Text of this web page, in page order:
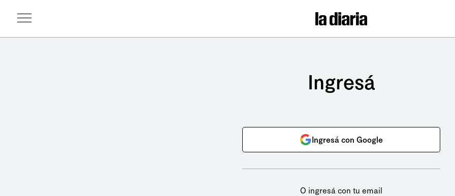
Ingresá
Ingresá con Google
O ingresá con tu email